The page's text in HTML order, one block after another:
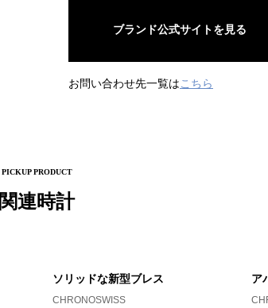
ブランド公式サイトを見る
お問い合わせ先一覧はこちら
PICKUP PRODUCT
関連時計
ソリッドな新型ブレス
CHRONOSWISS
ア